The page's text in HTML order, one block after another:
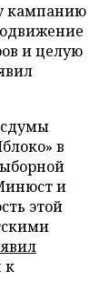
кампанию
и целую
в
и
этой
к